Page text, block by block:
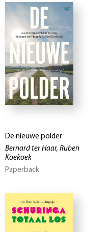
De nieuwe polder
Bernard ter Haar, Ruben
Koekoek
Paperback